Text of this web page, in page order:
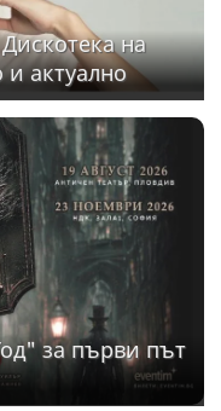
на
и актуално
за първи път